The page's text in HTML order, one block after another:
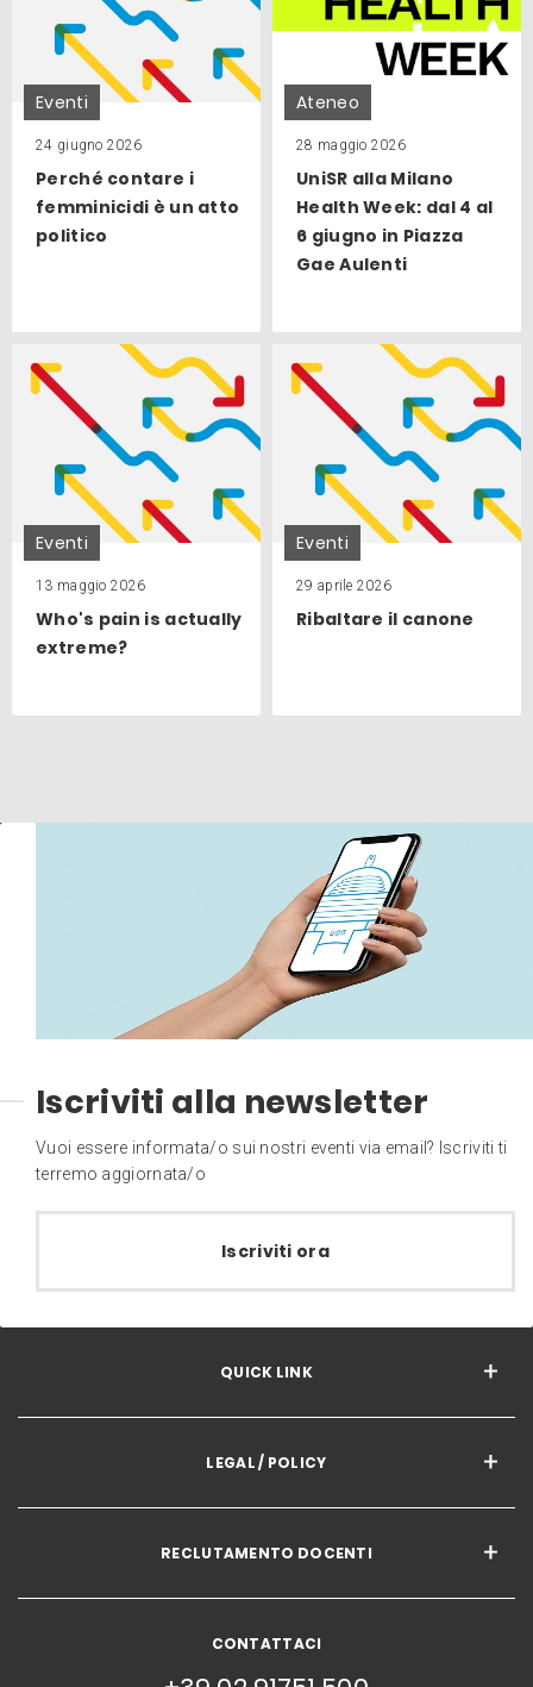
Eventi
24 giugno 2026
Perché contare i
femminicidi è un atto
politico
Ateneo
28 maggio 2026
UniSR alla Milano
Health Week: dal 4 al
6 giugno in Piazza
Gae Aulenti
Eventi
13 maggio 2026
Who's pain is actually
extreme?
Eventi
29 aprile 2026
Ribaltare il canone
Iscriviti alla newsletter
Vuoi essere informata/o sui nostri eventi via email? Iscriviti ti
terremo aggiornata/o
Iscriviti ora
QUICK LINK
LEGAL / POLICY
RECLUTAMENTO DOCENTI
CONTATTACI